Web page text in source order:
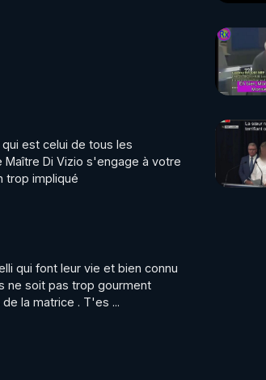
est celui de tous les
Di Vizio s'engage à votre
trop impliqué
qui font leur vie et bien connu
ne soit pas trop gourment
la matrice . T'es ...